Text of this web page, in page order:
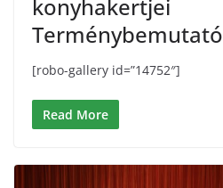
konyhakertjei
Terménybemutató
[robo-gallery id=”14752″]
Read More